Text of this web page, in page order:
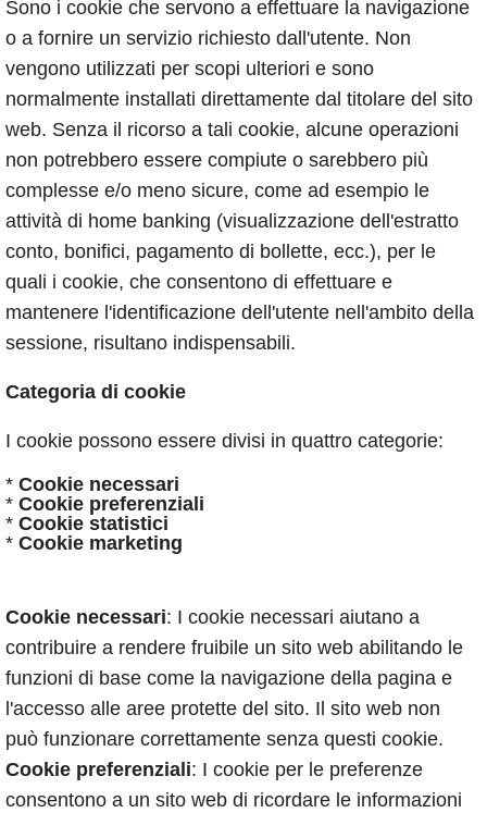
Sono i cookie che servono a effettuare la navigazione
o a fornire un servizio richiesto dall'utente. Non
vengono utilizzati per scopi ulteriori e sono
normalmente installati direttamente dal titolare del sito
web. Senza il ricorso a tali cookie, alcune operazioni
non potrebbero essere compiute o sarebbero più
complesse e/o meno sicure, come ad esempio le
attività di home banking (visualizzazione dell'estratto
conto, bonifici, pagamento di bollette, ecc.), per le
quali i cookie, che consentono di effettuare e
mantenere l'identificazione dell'utente nell'ambito della
sessione, risultano indispensabili.
Categoria di cookie
I cookie possono essere divisi in quattro categorie:
* Cookie necessari
* Cookie preferenziali
* Cookie statistici
* Cookie marketing
Cookie necessari: I cookie necessari aiutano a
contribuire a rendere fruibile un sito web abilitando le
funzioni di base come la navigazione della pagina e
l'accesso alle aree protette del sito. Il sito web non
può funzionare correttamente senza questi cookie.
Cookie preferenziali: I cookie per le preferenze
consentono a un sito web di ricordare le informazioni